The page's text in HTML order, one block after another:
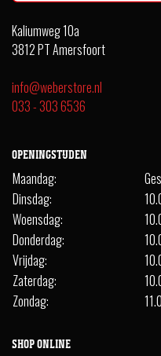
Kaliumweg 10a
3812 PT Amersfoort
info@weberstore.nl
033 - 303 6536
OPENINGSTIJDEN
Maandag:
Dinsdag:
Woensdag:
Donderdag:
Vrijdag:
Zaterdag:
Zondag:
SHOP ONLINE